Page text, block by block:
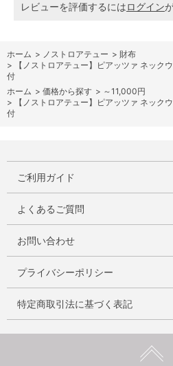
レビューを評価するにはログイン
ホーム > ノストロアテュー > 財布
>
【ノストロアテュー】ピアッツァ ネック
付
ホーム > 価格から探す > ～11,000円
>
【ノストロアテュー】ピアッツァ ネック
付
ご利用ガイド
よくあるご質問
お問い合わせ
プライバシーポリシー
特定商取引法に基づく表記